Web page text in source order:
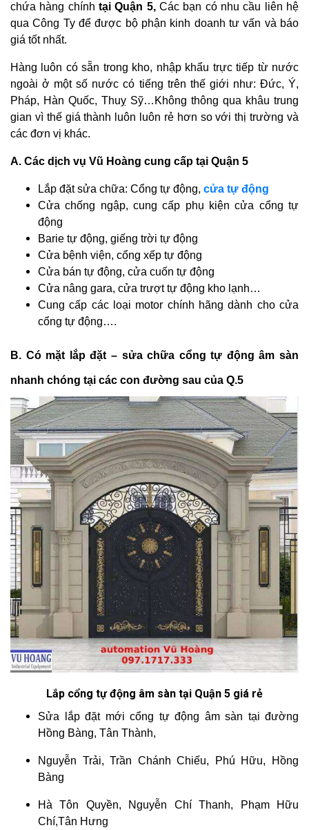
chứa hàng chính tại Quận 5,Các bạn có nhu cầu liên hệ
qua Công Ty để được bộ phận kinh doanh tư vấn và báo
giá tốt nhất.
Hàng luôn có sẵn trong kho, nhập khẩu trực tiếp từ nước
ngoài ở một số nước có tiếng trên thế giới như: Đức, Ý,
Pháp, Hàn Quốc, Thuỵ Sỹ…Không thông qua khâu trung
gian vì thế giá thành luôn luôn rẻ hơn so với thị trường và
các đơn vị khác.
A. Các dịch vụ Vũ Hoàng cung cấp tại Quận 5
Lắp đặt sửa chữa: Cổng tự động, cửa tự động
Cửa chống ngập, cung cấp phụ kiện cửa cổng tự
động
Barie tự động, giếng trời tự động
Cửa bệnh viện, cổng xếp tự động
Cửa bán tự động, cửa cuốn tự động
Cửa nâng gara, cửa trượt tự động kho lạnh…
Cung cấp các loại motor chính hãng dành cho cửa
cổng tự động….
B. Có mặt lắp đặt – sửa chữa cổng tự động âm sàn
nhanh chóng tại các con đường sau của Q.5
Lắp cổng tự động âm sàn tại Quận 5 giá rẻ
Sửa lắp đặt mới cổng tự động âm sàn tại đường
Hồng Bàng, Tân Thành,
Nguyễn Trải, Trần Chánh Chiếu, Phú Hữu, Hồng
Bàng
Hà Tôn Quyền, Nguyễn Chí Thanh, Phạm Hữu
Chí,Tân Hưng